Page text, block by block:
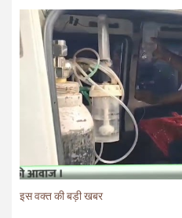
इस वक्त की बड़ी खबर